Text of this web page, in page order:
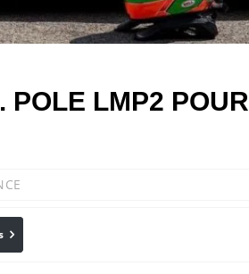
POLE LMP2 POUR